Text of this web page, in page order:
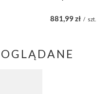
881,99 zł / szt.